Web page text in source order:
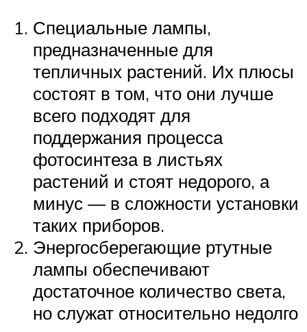
Специальные лампы,
предназначенные для
тепличных растений. Их плюсы
состоят в том, что они лучше
всего подходят для
поддержания процесса
фотосинтеза в листьях
растений и стоят недорого, а
минус — в сложности установки
таких приборов.
Энергосберегающие ртутные
лампы обеспечивают
достаточное количество света,
но служат относительно недолго